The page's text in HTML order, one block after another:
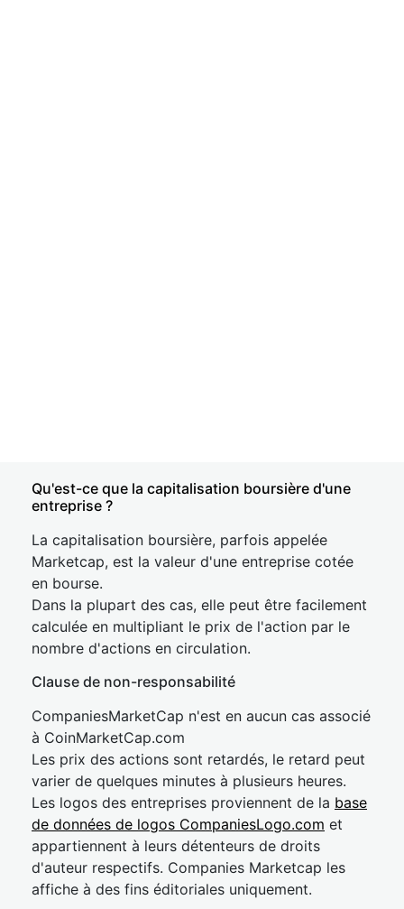
Qu'est-ce que la capitalisation boursière d'une
entreprise ?
La capitalisation boursière, parfois appelée
Marketcap, est la valeur d'une entreprise cotée
en bourse.
Dans la plupart des cas, elle peut être facilement
calculée en multipliant le prix de l'action par le
nombre d'actions en circulation.
Clause de non-responsabilité
CompaniesMarketCap n'est en aucun cas associé
à CoinMarketCap.com
Les prix des actions sont retardés, le retard peut
varier de quelques minutes à plusieurs heures.
Les logos des entreprises proviennent de la base
de données de logos CompaniesLogo.com et
appartiennent à leurs détenteurs de droits
d'auteur respectifs. Companies Marketcap les
affiche à des fins éditoriales uniquement.